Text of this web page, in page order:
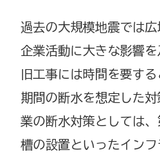
過去の大規模地震では広
企業活動に大きな影響
旧工事には時間を要す
期間の断水を想定した
業の断水対策としては
槽の設置といったイン